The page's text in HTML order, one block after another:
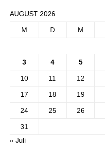
AUGUST 2026
M D M
3 4 5
10 11 12
17 18 19
24 25 26
31
« Juli